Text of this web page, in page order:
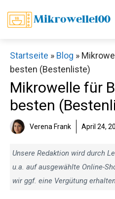
Inhalt
Startseite » Blog »
besten (Bestenliste)
Mikrowelle für
besten
Verena Frank April 24,
Unsere Redaktion wird durch
u.a. auf ausgewählte Online-
wir ggf. eine Vergütung